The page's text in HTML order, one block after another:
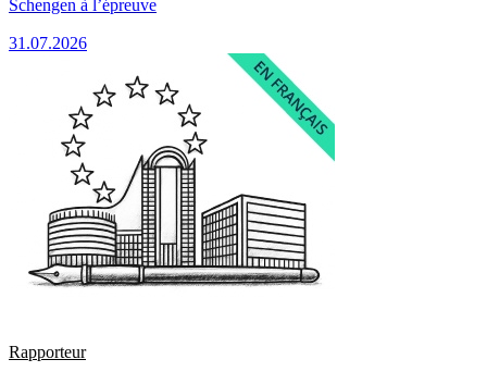
Schengen à l’épreuve
31.07.2026
Rapporteur